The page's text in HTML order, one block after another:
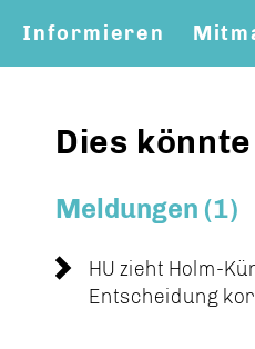
Informieren
Dies
Meldungen (1)
HU zieht Holm-
Entscheidung